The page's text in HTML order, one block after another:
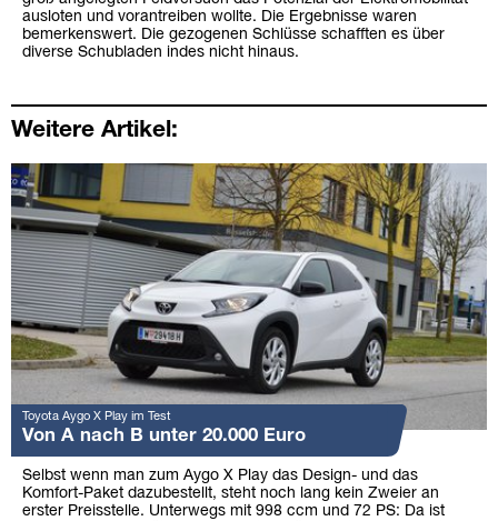
ausloten und vorantreiben wollte. Die Ergebnisse waren
bemerkenswert. Die gezogenen Schlüsse schafften es über
diverse Schubladen indes nicht hinaus.
Weitere Artikel:
Toyota Aygo X Play im Test
Von A nach B unter 20.000 Euro
Selbst wenn man zum Aygo X Play das Design- und das
Komfort-Paket dazubestellt, steht noch lang kein Zweier an
erster Preisstelle. Unterwegs mit 998 ccm und 72 PS: Da ist